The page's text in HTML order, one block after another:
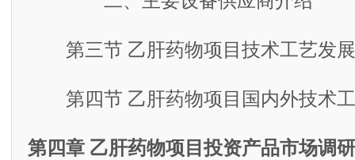
第三节 乙肝药物项目技术工艺发
第四节 乙肝药物项目国内外技术
第四章 乙肝药物项目投资产品市场调研